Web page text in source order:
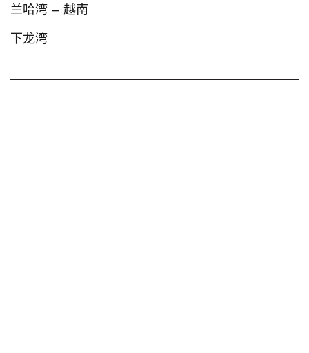
兰哈湾 – 越南
下龙湾